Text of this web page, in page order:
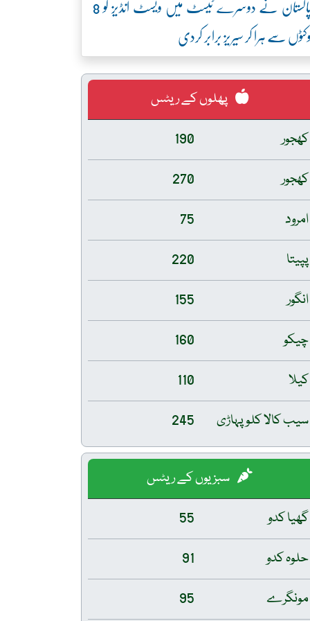
وکٹوں سے ہرا کر سیریز برابر کردی
پھلوں کے ریٹس
کھجور
190
کھجور
270
امرود
75
پپیتا
220
انگور
155
چیکو
160
کیلا
110
سیب کالا کلو پہاڑی
245
سبزیوں کے ریٹس
گھیا کدو
55
حلوہ کدو
91
مونگرے
95